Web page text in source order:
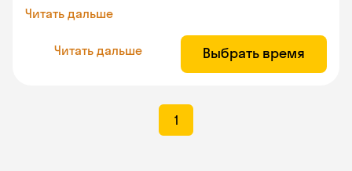
Читать дальше
Читать дальше Выбрать время
1